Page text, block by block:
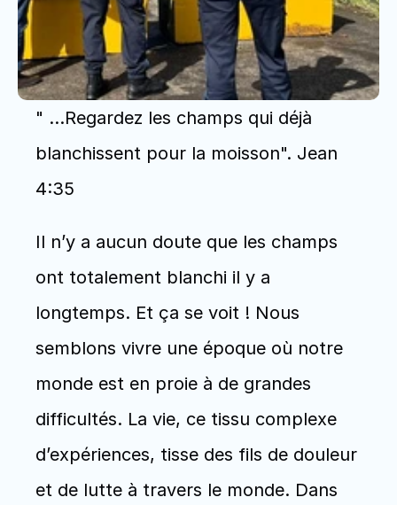
" …Regardez les champs qui déjà
blanchissent pour la moisson". Jean
4:35
Il n’y a aucun doute que les champs
ont totalement blanchi il y a
longtemps. Et ça se voit ! Nous
semblons vivre une époque où notre
monde est en proie à de grandes
difficultés. La vie, ce tissu complexe
d’expériences, tisse des fils de douleur
et de lutte à travers le monde. Dans